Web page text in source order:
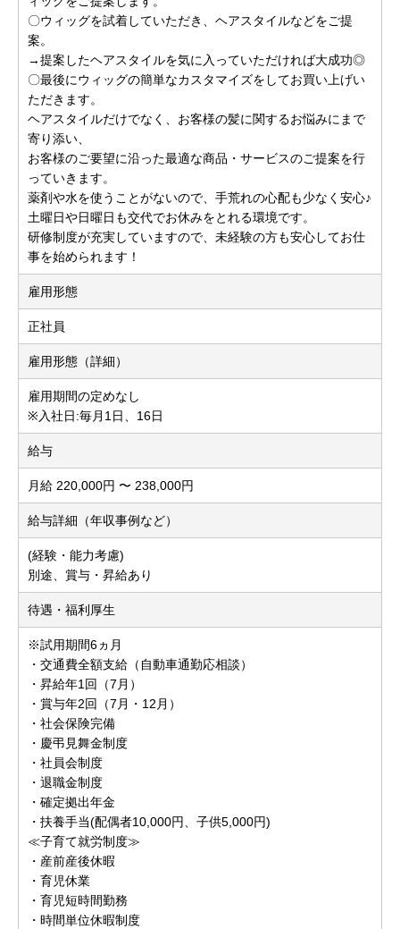
〇ウィッグを試着していただき、ヘアスタイルなどをご提
案。
→提案したヘアスタイルを気に入っていただければ大成功◎
〇最後にウィッグの簡単なカスタマイズをしてお買い上げい
ただきます。
ヘアスタイルだけでなく、お客様の髪に関するお悩みにまで
寄り添い、
お客様のご要望に沿った最適な商品・サービスのご提案を行
っていきます。
薬剤や水を使うことがないので、手荒れの心配も少なく安心♪
土曜日や日曜日も交代でお休みをとれる環境です。
研修制度が充実していますので、未経験の方も安心してお仕
事を始められます！
雇用形態
正社員
雇用形態（詳細）
雇用期間の定めなし
※入社日:毎月1日、16日
給与
月給 220,000円 〜 238,000円
給与詳細（年収事例など）
(経験・能力考慮)
別途、賞与・昇給あり
待遇・福利厚生
※試用期間6ヵ月
・交通費全額支給（自動車通勤応相談）
・昇給年1回（7月）
・賞与年2回（7月・12月）
・社会保険完備
・慶弔見舞金制度
・社員会制度
・退職金制度
・確定拠出年金
・扶養手当(配偶者10,000円、子供5,000円)
≪子育て就労制度≫
・産前産後休暇
・育児休業
・育児短時間勤務
・時間単位休暇制度